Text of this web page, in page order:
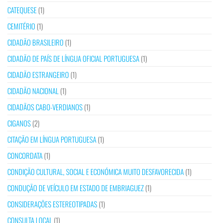
CATEQUESE(1)
CEMITÉRIO (1)
CIDADÃO BRASILEIRO (1)
CIDADÃO DE PAÍS DE LÍNGUA OFICIAL PORTUGUESA(1)
CIDADÃO ESTRANGEIRO (1)
CIDADÃO NACIONAL (1)
CIDADÃOS CABO-VERDIANOS(1)
CIGANOS(2)
CITAÇÃO EM LÍNGUA PORTUGUESA(1)
CONCORDATA(1)
CONDIÇÃO CULTURAL, SOCIAL E ECONÓMICA MUITO DESFAVORECIDA(1)
CONDUÇÃO DE VEÍCULO EM ESTADO DE EMBRIAGUEZ(1)
CONSIDERAÇÕES ESTEREOTIPADAS(1)
CONSULTA LOCAL (1)